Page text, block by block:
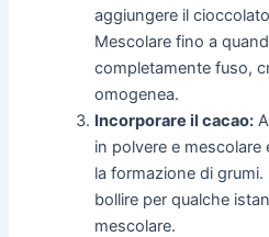
aggiungere il
Mescolare fino a
completamente fuso,
omogenea.
Incorporare il cacao:
in polvere e
la formazione di
bollire per qualche
mescolare.